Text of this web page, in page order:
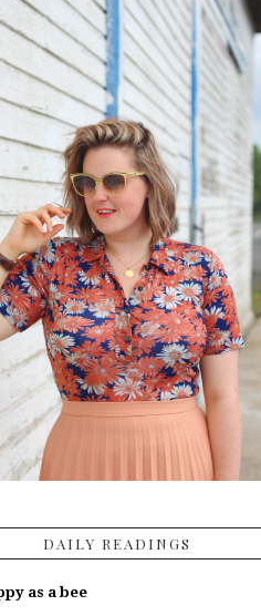
DAILY READINGS
as a bee